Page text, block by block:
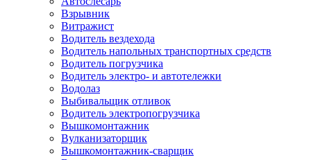
Взрывник
Витражист
Водитель вездехода
Водитель напольных транспортных средств
Водитель погрузчика
Водитель электро- и автотележки
Водолаз
Выбивальщик отливок
Водитель электропогрузчика
Вышкомонтажник
Вулканизаторщик
Вышкомонтажник-сварщик